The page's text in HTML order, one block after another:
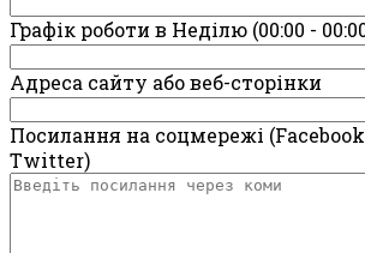
Графік роботи в Неділю (00:00 -
Адреса сайту або веб-сторінки
Посилання на соцмережі
Twitter)